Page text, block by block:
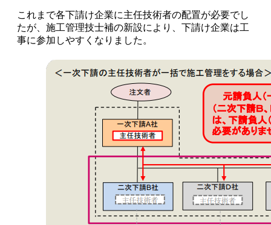
これまで各下請け企業に主任技術者の配置が必要でし
たが、施工管理技士補の新設により、下請け企業は工
事に参加しやすくなりました。